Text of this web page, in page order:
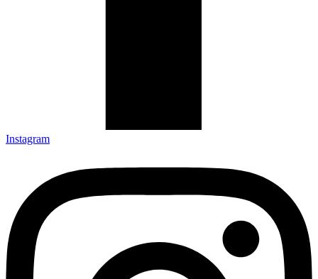
Instagram